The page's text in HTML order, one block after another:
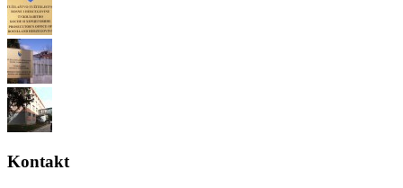
Kontakt